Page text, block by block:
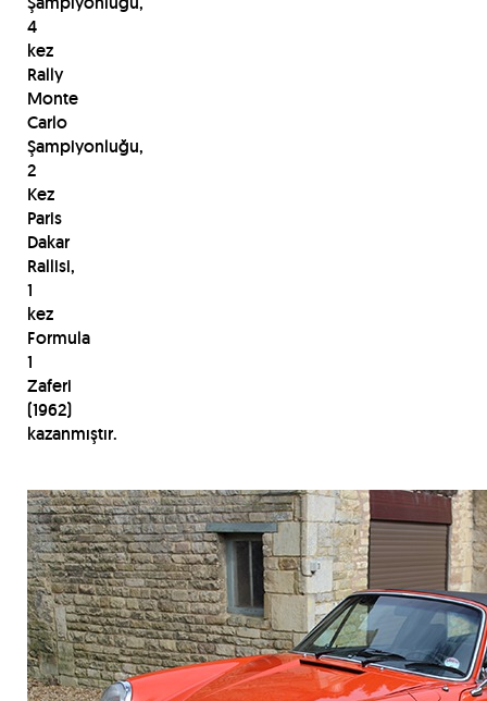
4
kez
Rally
Monte
Carlo
Şampiyonluğu,
2
Kez
Paris
Dakar
Rallisi,
1
kez
Formula
1
Zaferi
(1962)
kazanmıştır.